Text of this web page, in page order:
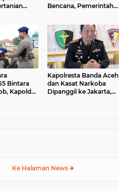
Bencana, Pemerintah
Bintara
Kapolda
Kapolresta Banda Aceh
dan Kasat Narkoba
Dipanggil ke Jakarta,
Ke Halaman News